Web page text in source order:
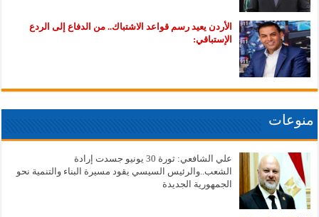
الأردن يعيد رسم قواعد الاشتباك.. من الدفاع إلى الردع
الإستباقي:
منوعات
علي الشافعي: ثورة 30 يونيو جسدت إرادة
الشعب..والرئيس السيسي يقود مسيرة البناء والتنمية نحو
الجمهورية الجديدة